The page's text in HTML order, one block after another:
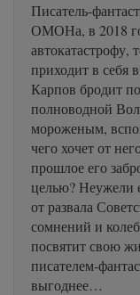
Писатель-
ОМОНа, в 2018
автокатастрофу,
приходит в себя
Карпов бродит
полноводной
мороженым,
чего хочет от
прошлое его
целью? Неужели
от развала
сомнений и
посвятит свою
писателем-
выгоднее…